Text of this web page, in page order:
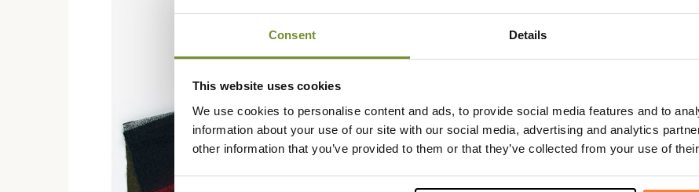
Consent Details
This website uses cookies
We use cookies to personalise content and ads, to provide social media features and to
information about your use of our site with our social media, advertising and analytics
other information that you’ve provided to them or that they’ve collected from your use of